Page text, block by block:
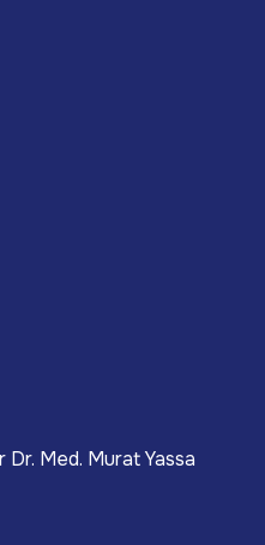
Med. Murat Yassa